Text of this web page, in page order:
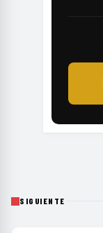
SIGUIENTE